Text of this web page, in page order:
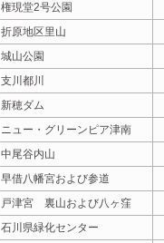
権現堂2号公園
折原地区里山
城山公園
支川都川
新穂ダム
ニュー・グリーンピア津南
中尾谷内山
早借八幡宮および参道
戸津宮 裏山および八ヶ窪
石川県緑化センター